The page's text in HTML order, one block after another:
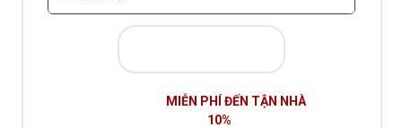
MIỄN PHÍ ĐẾN TẬN NHÀtheo đúng
10%